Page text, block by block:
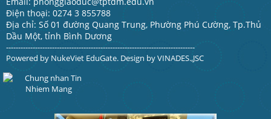
Điện thoại: 0274 3 855788
Địa chỉ: Số 01 đường Quang Trung, Phường Phú Cường, Tp.Thủ
Dầu Một, tỉnh Bình Dương
------------------------------------------------------------------------------
Powered by NukeViet EduGate. Design byVINADES.,JSC